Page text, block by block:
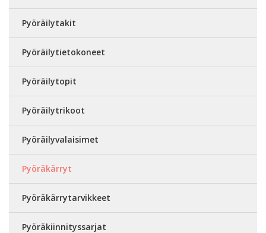
Pyöräilytakit
Pyöräilytietokoneet
Pyöräilytopit
Pyöräilytrikoot
Pyöräilyvalaisimet
Pyöräkärryt
Pyöräkärrytarvikkeet
Pyöräkiinnityssarjat